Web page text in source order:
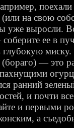
(или на свою
уже выросли.
ее в
глубокую
(бораго) — это
ранний
и почти
и первыми
а